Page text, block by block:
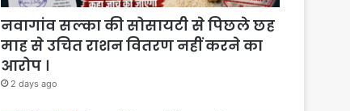
नवागांव सल्का की सोसायटी से पिछले छह
माह से उचित राशन वितरण नहीं करने का
आरोप ।
2 days ago